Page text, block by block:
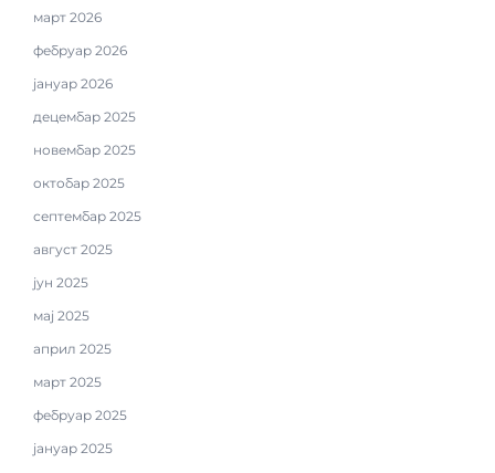
март 2026
фебруар 2026
јануар 2026
децембар 2025
новембар 2025
октобар 2025
септембар 2025
август 2025
јун 2025
мај 2025
април 2025
март 2025
фебруар 2025
јануар 2025